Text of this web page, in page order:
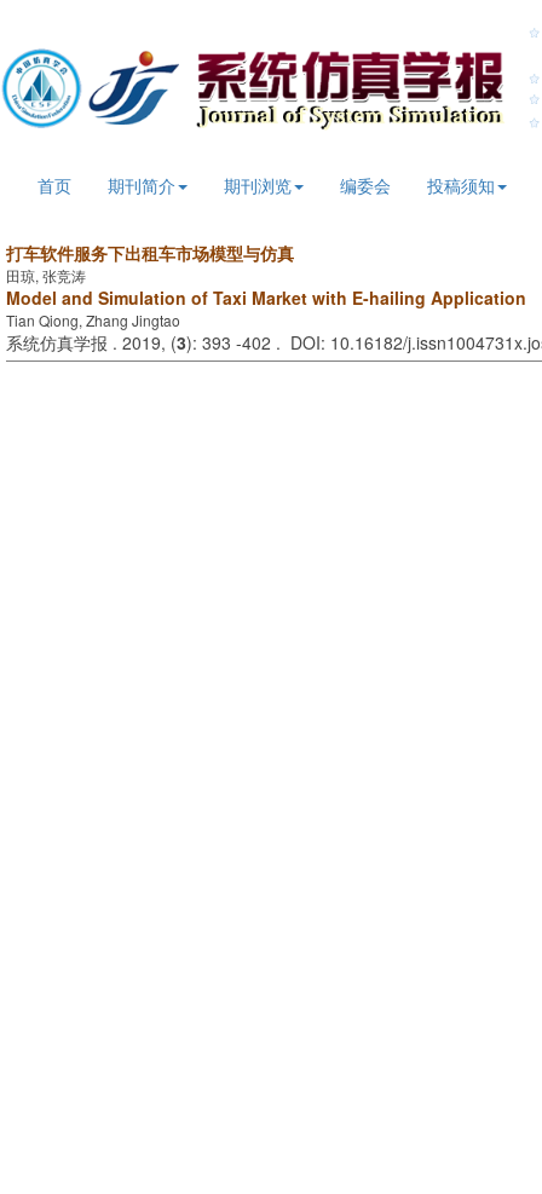
首页 期刊简介 期刊浏览 编委会 投稿须知
打车软件服务下出租车市场模型与仿真
田琼, 张竞涛
Model and Simulation of Taxi Market with E-hailing Application
Tian Qiong, Zhang Jingtao
系统仿真学报 . 2019, (3): 393 -402 . DOI: 10.16182/